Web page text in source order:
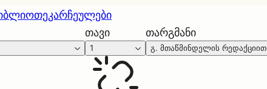
რჩეულები
თავი
1
თარგმანი
გ. მთაწმინდელის რედაქციით